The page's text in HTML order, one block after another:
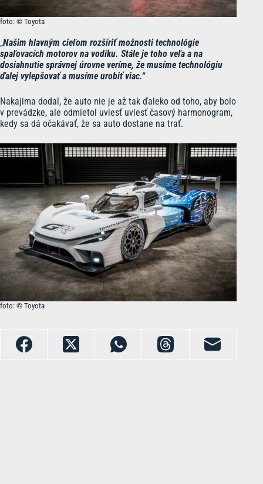
foto: © Toyota
„Našim hlavným cieľom rozšíriť možnosti technológie
spaľovacích motorov na vodíku. Stále je toho veľa a na
dosiahnutie správnej úrovne veríme, že musíme technológiu
ďalej vylepšovať a musíme urobiť viac.“
Nakajima dodal, že auto nie je až tak ďaleko od toho, aby bolo
v prevádzke, ale odmietol uviesť uviesť časový harmonogram,
kedy sa dá očakávať, že sa auto dostane na trať.
foto: © Toyota